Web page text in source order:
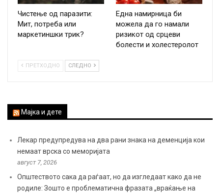
Чистење од паразити:
Мит, потреба или
маркетиншки трик?
Една намирница би
можела да го намали
ризикот од срцеви
болести и холестеролот
ПРЕТХОДНО СЛЕДНО
Мајка и дете
Лекар предупредува на два рани знака на деменција кои
немаат врска со меморијата
август 7, 2026
Општеството сака да раѓаат, но да изгледаат како да не
родиле: Зошто е проблематична фразата „враќање на